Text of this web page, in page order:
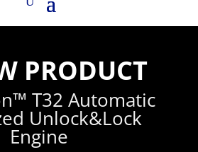
PRODUCT
T32 Automatic
Unlock&Lock
Engine